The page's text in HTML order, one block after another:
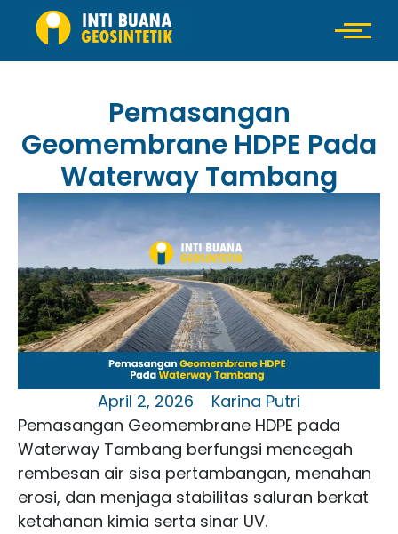
Pemasangan
Geomembrane HDPE Pada
Waterway Tambang
April 2, 2026
Karina Putri
Pemasangan Geomembrane HDPE pada
Waterway Tambang berfungsi mencegah
rembesan air sisa pertambangan, menahan
erosi, dan menjaga stabilitas saluran berkat
ketahanan kimia serta sinar UV.